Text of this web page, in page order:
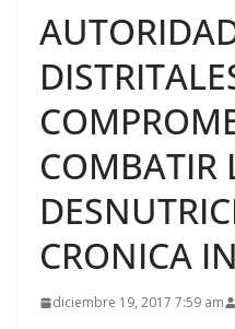
COMBATIR
CRONICA
diciembre 19, 2017 7:59 am